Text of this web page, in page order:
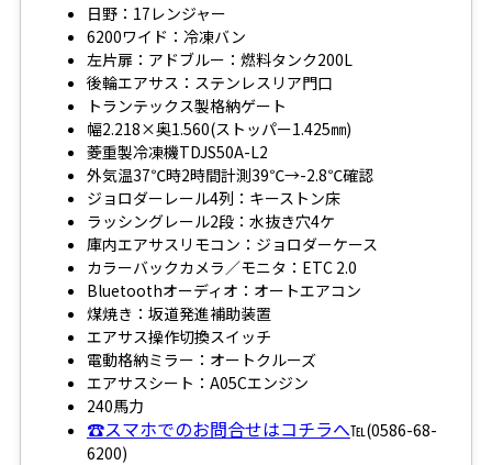
日野：17レンジャー
6200ワイド：冷凍バン
左片扉：アドブルー：燃料タンク200L
後輪エアサス：ステンレスリア門口
トランテックス製格納ゲート
幅2.218×奥1.560(ストッパー1.425㎜)
菱重製冷凍機TDJS50A-L2
外気温37℃時2時間計測39℃→-2.8℃確認
ジョロダーレール4列：キーストン床
ラッシングレール2段：水抜き穴4ケ
庫内エアサスリモコン：ジョロダーケース
カラーバックカメラ／モニタ：ETC 2.0
Bluetoothオーディオ：オートエアコン
煤焼き：坂道発進補助装置
エアサス操作切換スイッチ
電動格納ミラー：オートクルーズ
エアサスシート：A05Cエンジン
240馬力
☎スマホでのお問合せはコチラへ℡(0586-68-
6200)